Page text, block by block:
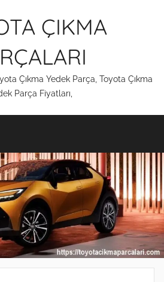
ÇIKMA
Çıkma Yedek Parça, Toyota Çıkma
Parça Fiyatları,